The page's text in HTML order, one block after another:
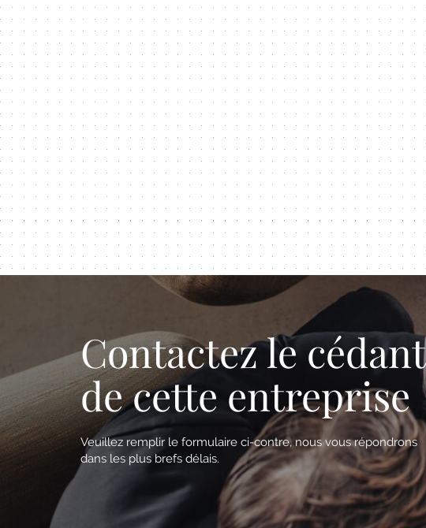
Contactez le cédant
de cette entreprise
Veuillez remplir le formulaire ci-contre, nous vous répondrons
dans les plus brefs délais.